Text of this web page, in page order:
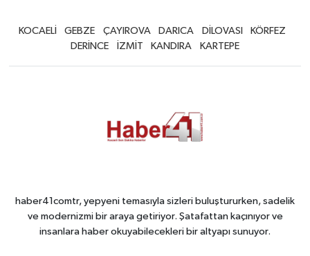
KOCAELİ GEBZE ÇAYIROVA DARICA DİLOVASI
KÖRFEZ
DERİNCE
İZMİT KANDIRA KARTEPE
haber41comtr, yepyeni temasıyla sizleri buluştururken, sadelik
ve modernizmi bir araya getiriyor. Şatafattan kaçınıyor ve
insanlara haber okuyabilecekleri bir altyapı sunuyor.